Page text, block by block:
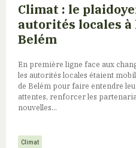
Climat : le
autorités locales à
Belém
En première ligne face aux
les autorités locales étaient
de Belém pour faire entendre
attentes, renforcer les
nouvelles...
Climat